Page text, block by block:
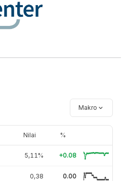
Makro
Nilai %
5,11% +0.08
0,38 0.00